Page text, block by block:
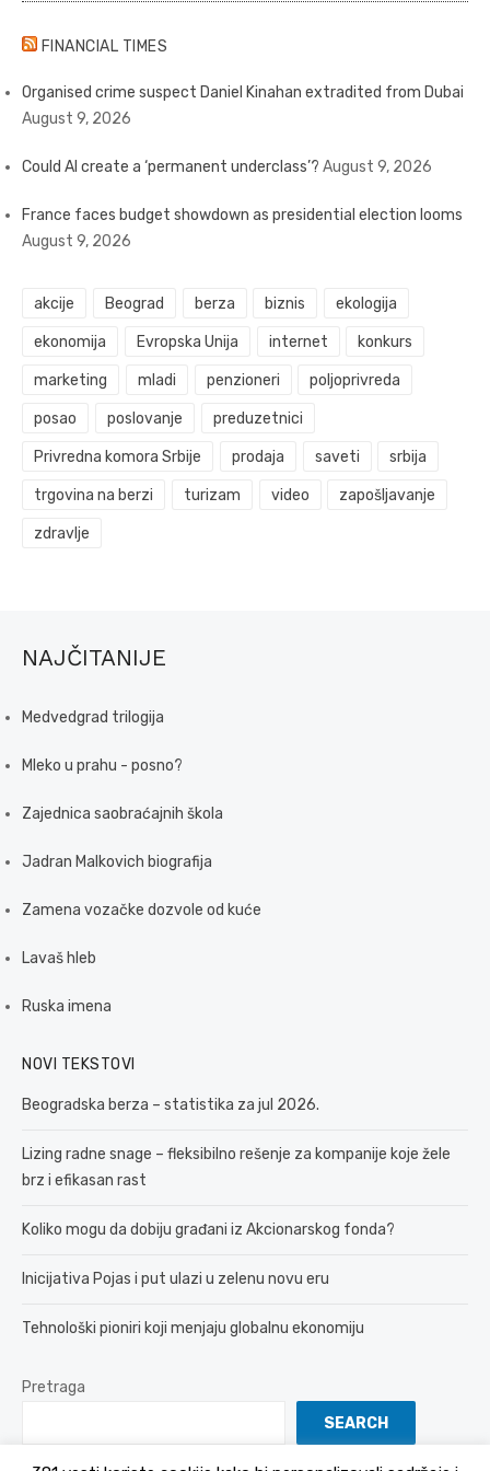
FINANCIAL TIMES
Organised crime suspect Daniel Kinahan extradited from Dubai
August 9, 2026
Could AI create a ‘permanent underclass’? August 9, 2026
France faces budget showdown as presidential election looms
August 9, 2026
akcije Beograd berza biznis ekologija
ekonomija Evropska Unija internet konkurs
marketing mladi penzioneri poljoprivreda
posao poslovanje preduzetnici
Privredna komora Srbije prodaja saveti srbija
trgovina na berzi turizam video zapošljavanje
zdravlje
NAJČITANIJE
Medvedgrad trilogija
Mleko u prahu - posno?
Zajednica saobraćajnih škola
Jadran Malkovich biografija
Zamena vozačke dozvole od kuće
Lavaš hleb
Ruska imena
NOVI TEKSTOVI
Beogradska berza – statistika za jul 2026.
Lizing radne snage – fleksibilno rešenje za kompanije koje žele
brz i efikasan rast
Koliko mogu da dobiju građani iz Akcionarskog fonda?
Inicijativa Pojas i put ulazi u zelenu novu eru
Tehnološki pioniri koji menjaju globalnu ekonomiju
Pretraga
SEARCH